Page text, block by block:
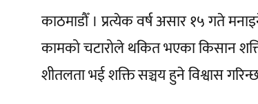
काठमाडौँ । प्रत्येक वर्ष असार १५ गते
कामको चटारोले थकित भएका किसान
शीतलता भई शक्ति सञ्चय हुने विश्वास